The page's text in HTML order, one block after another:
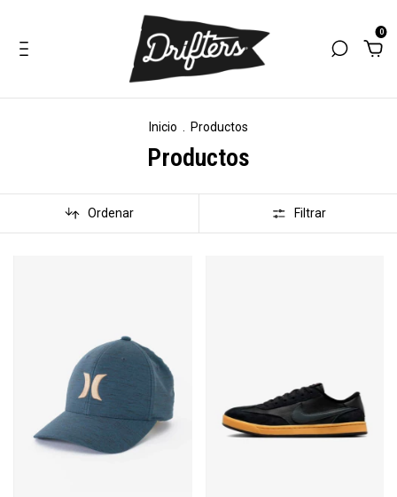
0
Inicio Productos
Productos
Ordenar Filtrar